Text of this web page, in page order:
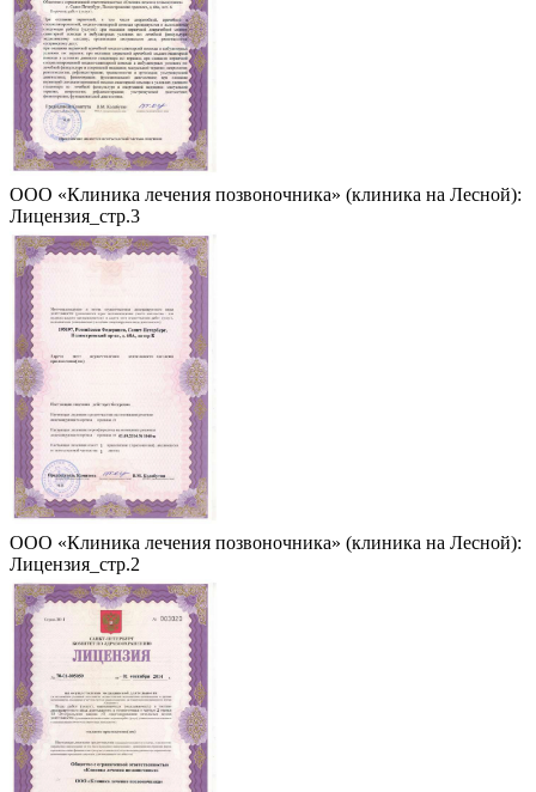
ООО «Клиника лечения позвоночника» (клиника на Лесной):
Лицензия_стр.3
ООО «Клиника лечения позвоночника» (клиника на Лесной):
Лицензия_стр.2